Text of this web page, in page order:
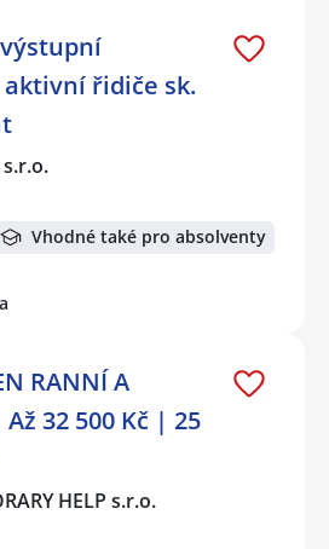
řidiče sk.
s.r.o.
Vhodné také pro absolventy
RANNÍ A
32 500 Kč | 25
HELP s.r.o.